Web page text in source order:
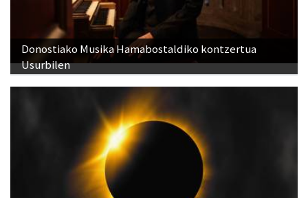
Donostiako Musika Hamabostaldiko kontzertua
Usurbilen